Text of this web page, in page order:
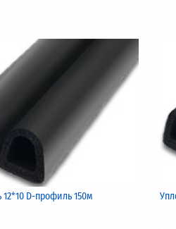
12*10 D-профиль 150м